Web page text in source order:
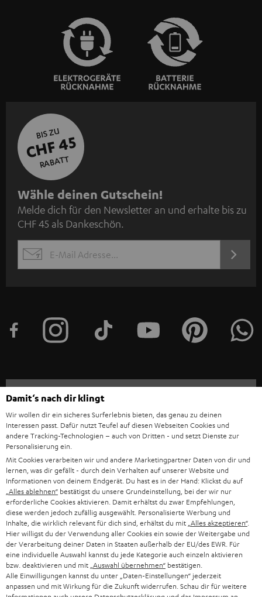
BIS ZU
CHF 45
RABATT
N
e
w
s
l
e
n
m
e
l
d
u
n
g
Wähle deinen Gutschein!
Melde dich für den Newsletter an und erhalte bis zu
CHF 45 als Dankeschön.
EMAIL
JETZT
Kategorien
HEIMKINO
HEIMKINO-KOMPLETTANLAGEN
SOUNDBARS
STEREO
SMART HOME
BLUETOOTH-LAUTSPRECHER
KOPFHÖRER
Unternehmen
SUPPORT
KARRIERE
PRESSE & MARKETING
GESCHÄFTSKUNDEN
PARTNERPROGRAMM
BLOG
Teufel Onlineshops
DEUTSCHLAND
ÖSTERREICH
SCHWEIZ
NIEDERLANDE
Damit‘s nach dir klingt
Wir wollen dir ein sicheres Surferlebnis bieten, das genau zu deinen
Interessen passt. Dafür nutzt Teufel auf diesen Webseiten Cookies und
andere Tracking-Technologien – auch von Dritten - und setzt Dienste zur
Personalisierung ein.
Mit Cookies verarbeiten wir und andere Marketingpartner Daten von dir und
lernen, was dir gefällt - durch dein Verhalten auf unserer Website und
Informationen von deinem Endgerät. Du hast es in der Hand: Klickst du auf
„Alles ablehnen“ bestätigst du unsere Grundeinstellung, bei der wir nur
erforderliche Cookies aktivieren. Damit erhältst du zwar Empfehlungen,
diese werden jedoch zufällig ausgewählt. Personalisierte Werbung und
Inhalte, die wirklich relevant für dich sind, erhältst du mit „Alles akzeptieren“.
Hier willigst du der Verwendung aller Cookies ein sowie der Weitergabe und
der Verarbeitung deiner Daten in Staaten außerhalb der EU/des EWR. Für
eine individuelle Auswahl kannst du jede Kategorie auch einzeln aktivieren
bzw. deaktivieren und mit „Auswahl übernehmen“ bestätigen.
Alle Einwilligungen kannst du unter „Daten-Einstellungen“ jederzeit
anpassen und mit Wirkung für die Zukunft widerrufen. Schau dir für weitere